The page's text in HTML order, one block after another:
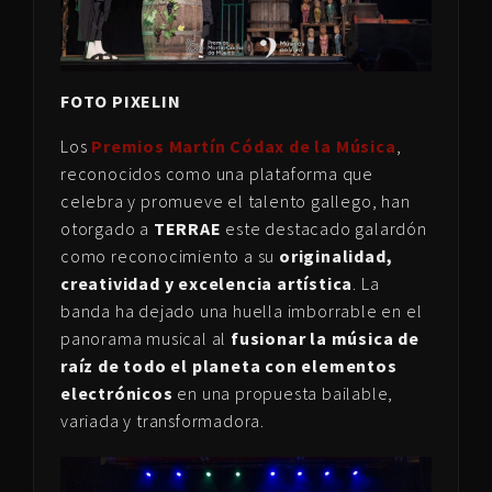
FOTO PIXELIN
Los Premios Martín Códax de la Música,
reconocidos como una plataforma que
celebra y promueve el talento gallego, han
otorgado a TERRAE este destacado galardón
como reconocimiento a su originalidad,
creatividad y excelencia artística. La
banda ha dejado una huella imborrable en el
panorama musical al fusionar la música de
raíz de todo el planeta con elementos
electrónicos en una propuesta bailable,
variada y transformadora.